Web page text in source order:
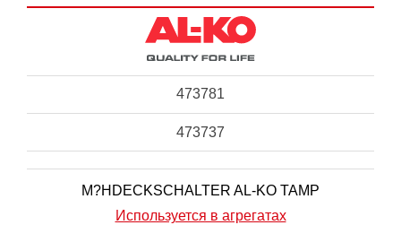
473781
473737
M?HDECKSCHALTER AL-KO TAMP
Используется в агрегатах